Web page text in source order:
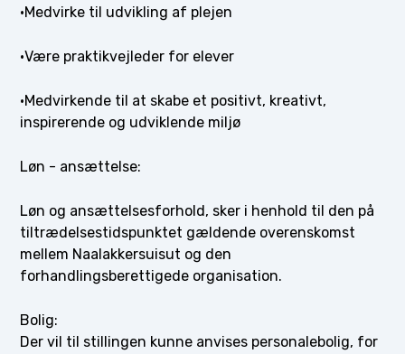
·Medvirke til udvikling af plejen
·Være praktikvejleder for elever
·Medvirkende til at skabe et positivt, kreativt,
inspirerende og udviklende miljø
Løn - ansættelse:
Løn og ansættelsesforhold, sker i henhold til den på
tiltrædelsestidspunktet gældende overenskomst
mellem Naalakkersuisut og den
forhandlingsberettigede organisation.
Bolig:
Der vil til stillingen kunne anvises personalebolig, for